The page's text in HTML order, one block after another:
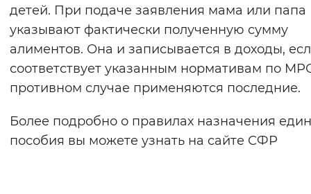
детей. При подаче заявления мама или папа
указывают фактически полученную сумму
алиментов. Она и записывается в доходы,
соответствует указанным нормативам по
противном случае применяются последние.
Более подробно о правилах назначения
пособия вы можете узнать на сайте СФР